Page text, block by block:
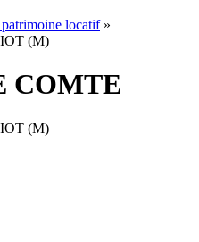
locatif»
(M)
COMTE
(M)